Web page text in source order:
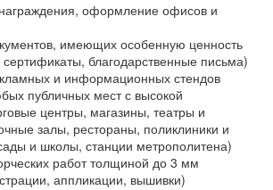
оформление офисов и
имеющих особенную ценность
благодарственные письма)
и информационных стендов
публичных мест с высокой
центры, магазины, театры и
залы, рестораны, поликлиники и
и школы, станции метрополитена)
работ толщиной до 3 мм
аппликации, вышивки)